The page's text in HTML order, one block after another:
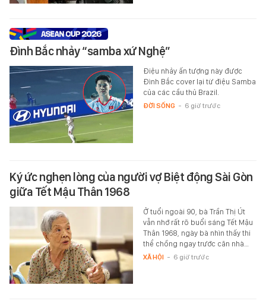
Đình Bắc nhảy “samba xứ Nghệ”
Điệu nhảy ấn tượng này được
Đình Bắc cover lại từ điệu Samba
của các cầu thủ Brazil.
ĐỜI SỐNG - 6 giờ trước
Ký ức nghẹn lòng của người vợ Biệt động Sài Gòn
giữa Tết Mậu Thân 1968
Ở tuổi ngoài 90, bà Trần Thị Út
vẫn nhớ rất rõ buổi sáng Tết Mậu
Thân 1968, ngày bà nhìn thấy thi
thể chồng ngay trước căn nhà…
XÃ HỘI - 6 giờ trước